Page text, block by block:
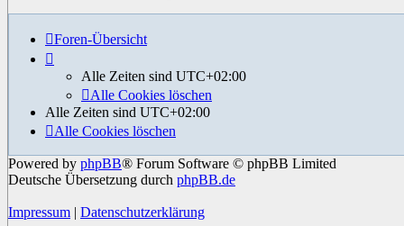
Foren-Übersicht
Alle Zeiten sind UTC+02:00
Alle Cookies löschen
Alle Zeiten sind UTC+02:00
Alle Cookies löschen
Powered by phpBB® Forum Software © phpBB Limited
Deutsche Übersetzung durch phpBB.de
Impressum | Datenschutzerklärung